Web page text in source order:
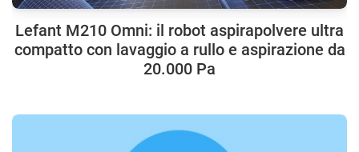
Lefant M210 Omni: il robot aspirapolvere ultra
compatto con lavaggio a rullo e aspirazione da
20.000 Pa